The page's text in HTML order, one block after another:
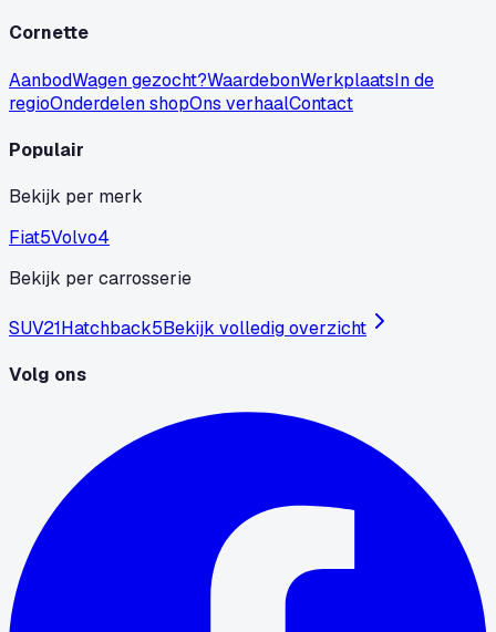
Cornette
AanbodWagen gezocht?WaardebonWerkplaatsIn de
regioOnderdelen shopOns verhaalContact
Populair
Bekijk per merk
Fiat5Volvo4
Bekijk per carrosserie
SUV21Hatchback5Bekijk volledig overzicht
Volg ons